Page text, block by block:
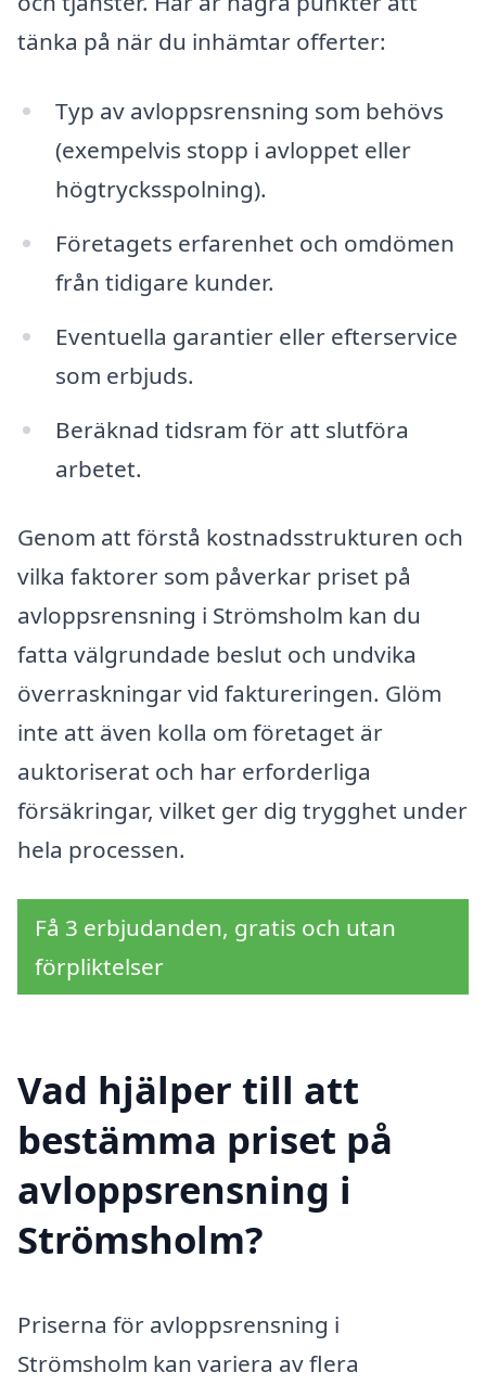
tänka på när du inhämtar offerter:
Typ av avloppsrensning som behövs
(exempelvis stopp i avloppet eller
högtrycksspolning).
Företagets erfarenhet och omdömen
från tidigare kunder.
Eventuella garantier eller efterservice
som erbjuds.
Beräknad tidsram för att slutföra
arbetet.
Genom att förstå kostnadsstrukturen och
vilka faktorer som påverkar priset på
avloppsrensning i Strömsholm kan du
fatta välgrundade beslut och undvika
överraskningar vid faktureringen. Glöm
inte att även kolla om företaget är
auktoriserat och har erforderliga
försäkringar, vilket ger dig trygghet under
hela processen.
Få 3 erbjudanden, gratis och utan
förpliktelser
Vad hjälper till att
bestämma priset på
avloppsrensning i
Strömsholm?
Priserna för avloppsrensning i
Strömsholm kan variera av flera